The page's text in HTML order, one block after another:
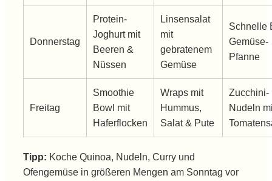
Donnerstag
Protein-
Joghurt mit
Beeren &
Nüssen
Linsensalat
mit
gebratenem
Gemüse
Schnelle
Gemüse-
Pfanne
Freitag
Smoothie
Bowl mit
Haferflocken
Wraps mit
Hummus,
Salat & Pute
Zucchini-
Nudeln
Tipp: Koche Quinoa, Nudeln, Curry und
Ofengemüse in größeren Mengen am Sonntag vor